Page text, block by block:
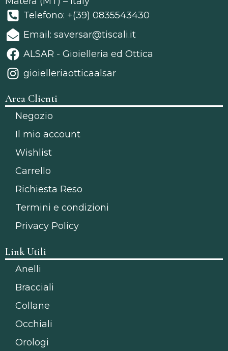
Telefono: +(39) 0835543430
Email: saversar@tiscali.it
ALSAR - Gioielleria ed Ottica
gioielleriaotticaalsar
Area Clienti
Negozio
Il mio account
Wishlist
Carrello
Richiesta Reso
Termini e condizioni
Privacy Policy
Link Utili
Anelli
Bracciali
Collane
Occhiali
Orologi